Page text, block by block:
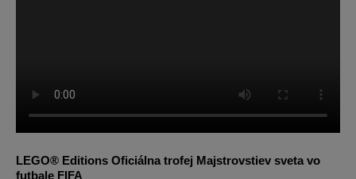
LEGO® Editions Oficiálna trofej Majstrovstiev sveta vo
futbale FIFA